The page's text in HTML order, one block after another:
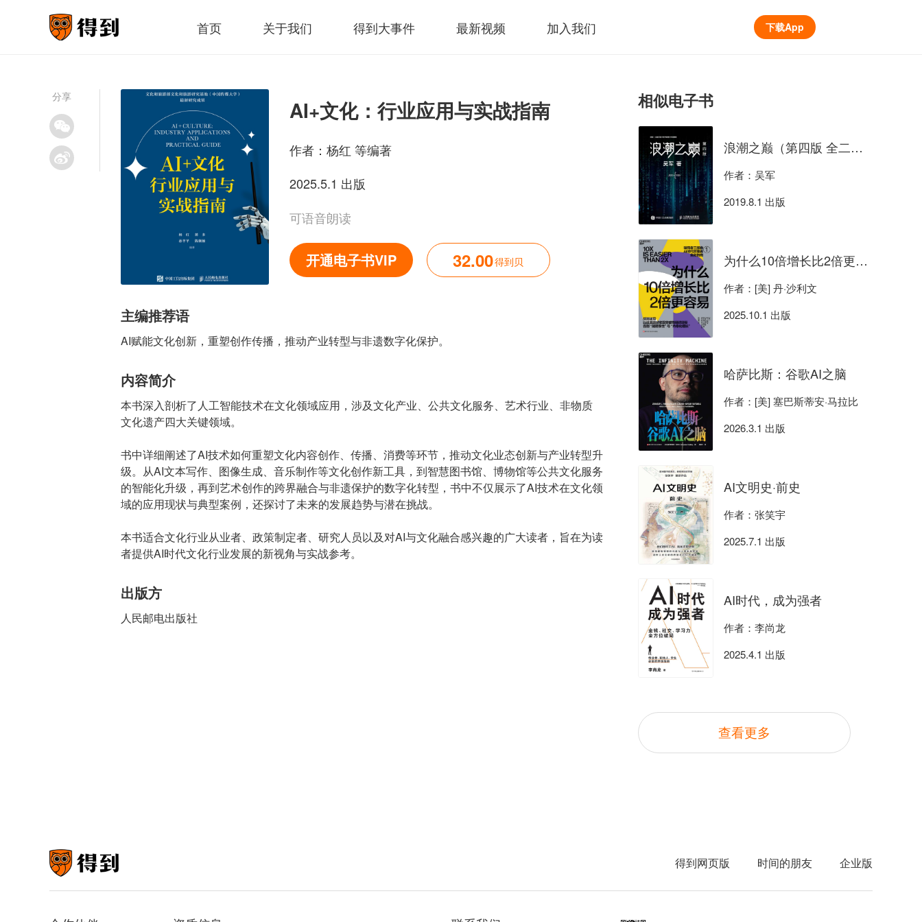
首页 关于我们 得到大事件 最新视频 加入我们 下载App
分享
AI+文化：行业应用与实战指南
作者： 杨红 等编著
2025.5.1 出版
可语音朗读
开通电子书VIP 32.00得到贝
主编推荐语
AI赋能文化创新，重塑创作传播，推动产业转型与非遗数字化保护。
内容简介
本书深入剖析了人工智能技术在文化领域应用，涉及文化产业、公共文化服务、艺术行业、非物质
文化遗产四大关键领域。
书中详细阐述了AI技术如何重塑文化内容创作、传播、消费等环节，推动文化业态创新与产业转型升
级。从AI文本写作、图像生成、音乐制作等文化创作新工具，到智慧图书馆、博物馆等公共文化服务
的智能化升级，再到艺术创作的跨界融合与非遗保护的数字化转型，书中不仅展示了AI技术在文化领
域的应用现状与典型案例，还探讨了未来的发展趋势与潜在挑战。
本书适合文化行业从业者、政策制定者、研究人员以及对AI与文化融合感兴趣的广大读者，旨在为读
者提供AI时代文化行业发展的新视角与实战参考。
出版方
人民邮电出版社
相似电子书
浪潮之巅（第四版 全二册）
作者：吴军
2019.8.1 出版
为什么10倍增长比2倍更容易
作者：[美] 丹·沙利文
2025.10.1 出版
哈萨比斯：谷歌AI之脑
作者：[美] 塞巴斯蒂安·马拉比
2026.3.1 出版
AI文明史·前史
作者：张笑宇
2025.7.1 出版
AI时代，成为强者
作者：李尚龙
2025.4.1 出版
查看更多
得到网页版 时间的朋友 企业版